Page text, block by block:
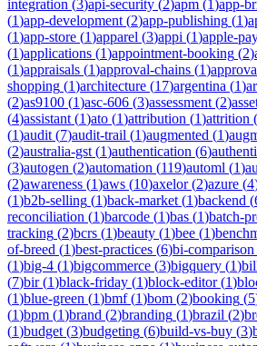
integration (3)api-security (2)apm (1)app-
(1)app-development (2)app-publishing (1)
(1)app-store (1)apparel (3)appi (1)apple-
(1)applications (1)appointment-booking (2)
(1)appraisals (1)approval-chains (1)
shopping (1)architecture (17)argentina (1)
(2)as9100 (1)asc-606 (3)assessment (2)
(4)assistant (1)ato (1)attribution (1)attrition (
(1)audit (7)audit-trail (1)augmented (1)
(2)australia-gst (1)authentication (6)
(3)autogen (2)automation (119)automl (1)
(2)awareness (1)aws (10)axelor(2)azure (4
(1)b2b-selling (1)back-market (1)backend (
reconciliation (1)barcode (1)bas (1)batch-
tracking (2)bcrs (1)beauty (1)bee (1)
of-breed (1)best-practices (6)bi-comparison
(1)big-4 (1)bigcommerce (3)bigquery (1)
(7)bir(1)black-friday (1)block-editor(1)
(1)blue-green (1)bmf(1)bom (2)booking (5
(1)bpm (1)brand (2)branding (1)brazil (2)
(1)budget (3)budgeting (6)build-vs-buy (3)